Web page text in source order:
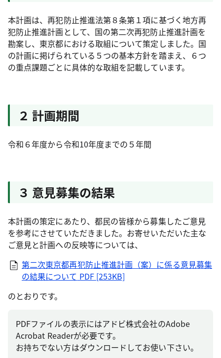
本計画は、再犯防止推進法第８条第１項に基づく地方再
犯防止推進計画として、国の第二次再犯防止推進計画を
勘案し、東京都における取組について策定しました。国
の計画に掲げられている５つの基本方針を踏まえ、６つ
の重点課題ごとに具体的な取組を記載しています。
２ 計画期間
令和６年度から令和10年度までの５年間
３ 意見募集の結果
本計画の策定にあたり、都民の皆様から募集したご意見
を参考にさせていただきました。お寄せいただいた主な
ご意見と計画への反映等については、
第二次東京都再犯防止推進計画（案）に係る意見募集
の結果について PDF [253KB]
のとおりです。
PDFファイルの表示にはアドビ株式会社のAdobe
Acrobat Readerが必要です。
お持ちでない方はダウンロードしてお使い下さい。